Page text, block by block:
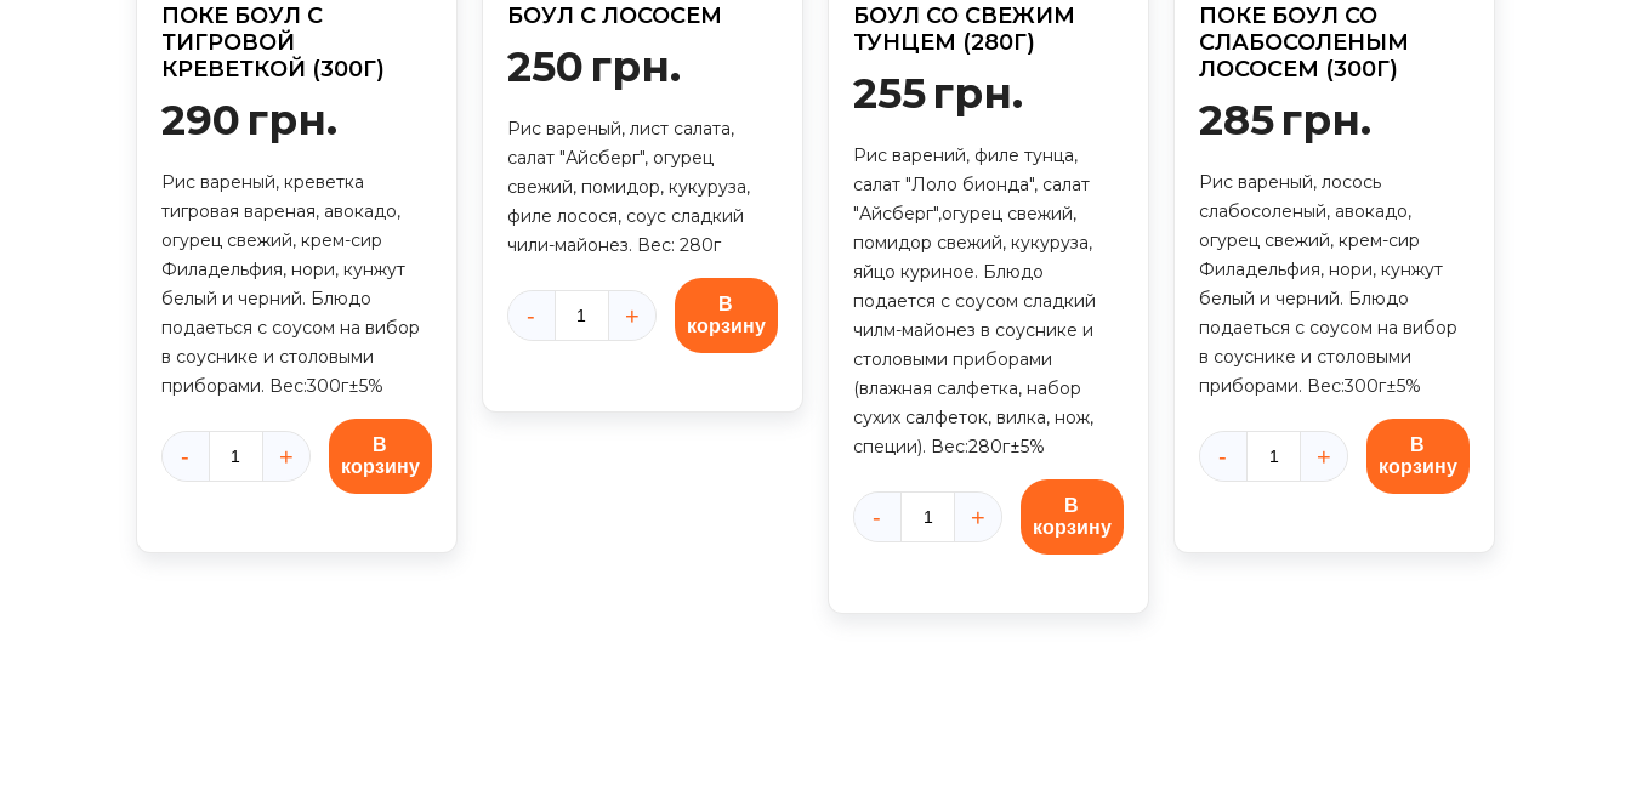
ПОКЕ БОУЛ С
ТИГРОВОЙ
КРЕВЕТКОЙ (300Г)
290 грн.
Рис вареный, креветка
тигровая вареная, авокадо,
огурец свежий, крем-сир
Филадельфия, нори, кунжут
белый и черний. Блюдо
подаеться с соусом на вибор
в соуснике и столовыми
приборами. Вес:300г±5%
Количество
В
корзину
БОУЛ С ЛОСОСЕМ
250 грн.
Рис вареный, лист салата,
салат "Айсберг", огурец
свежий, помидор, кукуруза,
филе лосося, соус сладкий
чили-майонез. Вес: 280г
Количество
В
корзину
БОУЛ СО СВЕЖИМ
ТУНЦЕМ (280Г)
255грн.
Рис варений, филе тунца,
салат "Лоло бионда", салат
"Айсберг",огурец свежий,
помидор свежий, кукуруза,
яйцо куриное. Блюдо
подается с соусом сладкий
чилм-майонез в соуснике и
столовыми приборами
(влажная салфетка, набор
сухих салфеток, вилка, нож,
специи). Вес:280г±5%
Количество
В
корзину
ПОКЕ БОУЛ СО
СЛАБОСОЛЕНЫМ
ЛОСОСЕМ (300Г)
285грн.
Рис вареный, лосось
слабосоленый, авокадо,
огурец свежий, крем-сир
Филадельфия, нори, кунжут
белый и черний. Блюдо
подаеться с соусом на вибор
в соуснике и столовыми
приборами. Вес:300г±5%
Количество
В
корзину